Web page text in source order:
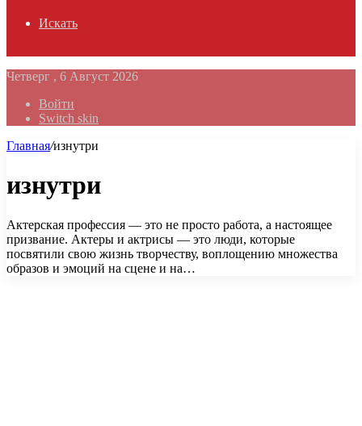
Искать
Четверг , 6 Август 2026
Войти
Switch skin
Главная/изнутри
изнутри
Актерская профессия — это не просто работа, а настоящее
призвание. Актеры и актрисы — это люди, которые
посвятили свою жизнь творчеству, воплощению множества
образов и эмоций на сцене и на…